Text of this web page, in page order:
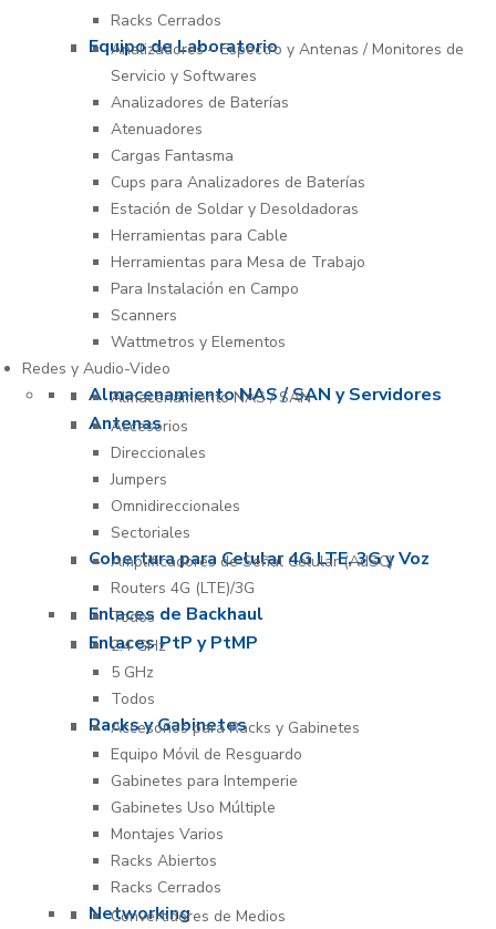
Racks Cerrados
Equipo de Laboratorio
Analizadores – Espectro y Antenas / Monitores de
Servicio y Softwares
Analizadores de Baterías
Atenuadores
Cargas Fantasma
Cups para Analizadores de Baterías
Estación de Soldar y Desoldadoras
Herramientas para Cable
Herramientas para Mesa de Trabajo
Para Instalación en Campo
Scanners
Wattmetros y Elementos
Redes y Audio-Video
Almacenamiento NAS / SAN y Servidores
Almacenamiento NAS / SAN
Antenas
Accesorios
Direccionales
Jumpers
Omnidireccionales
Sectoriales
Cobertura para Celular 4G LTE, 3G y Voz
Amplificadores de Señal Celular (AdSC)
Routers 4G (LTE)/3G
Enlaces de Backhaul
Todos
Enlaces PtP y PtMP
2.4 GHz
5 GHz
Todos
Racks y Gabinetes
Accesorios para Racks y Gabinetes
Equipo Móvil de Resguardo
Gabinetes para Intemperie
Gabinetes Uso Múltiple
Montajes Varios
Racks Abiertos
Racks Cerrados
Networking
Convertidores de Medios